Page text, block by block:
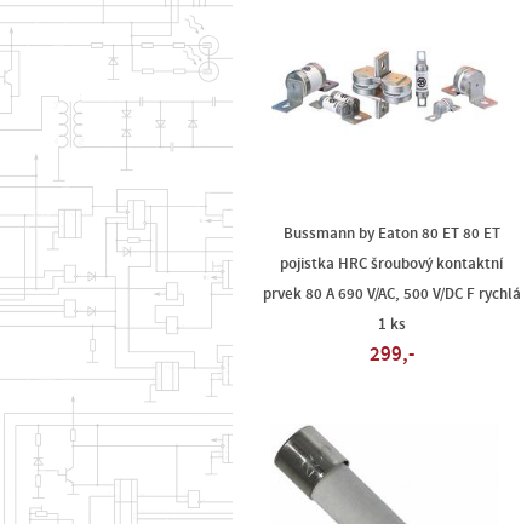
Bussmann by Eaton 80 ET 80 ET
pojistka HRC šroubový kontaktní
prvek 80 A 690 V/AC, 500 V/DC F rychlá
1 ks
299,-